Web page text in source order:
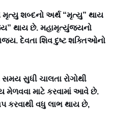
મૃત્યુ શબ્દનો અર્થ “મૃત્યુ” થાય
થાય છે. મહામૃત્યુંજયનો
દેવતા શિવ દુષ્ટ શક્તિઓનો
સુધી ચાલતા રોગોથી
માટે કરવામાં આવે છે.
કરવાથી વધુ લાભ થાય છે,